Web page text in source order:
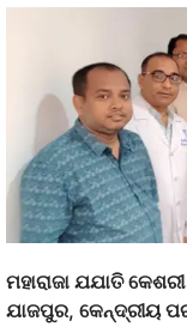
ମହାରାଜା ଯଯାତି
ଯାଜପୁର, କେନ୍ଦ୍ରୀୟ